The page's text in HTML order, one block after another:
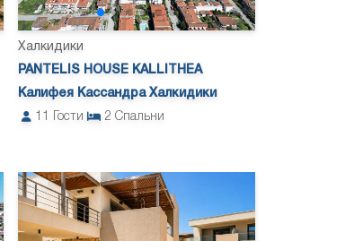
Халкидики
PANTELIS HOUSE KALLITHEA
Калифея Кассандра Халкидики
Гости 2 Спальни